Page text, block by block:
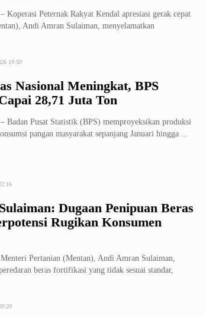
Peternak Rakyat Kendal apresiasi gerak cepat
Andi Amran Sulaiman, menyelamatkan
Nasional Meningkat, BPS
28,71 Juta Ton
19:50
Pusat Statistik (BPS) memproyeksikan produksi
pangan masyarakat sepanjang Januari hingga ...
Dugaan Penipuan Beras
Rugikan Konsumen
Pertanian (Mentan), Andi Amran Sulaiman,
beras fortifikasi yang tidak sesuai standar,